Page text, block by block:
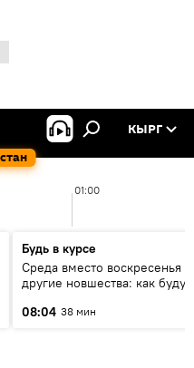
КЫРГ
01:00
Будь в курсе
Среда вместо воскресенья и
другие новшества: как будут
08:04 38 мин